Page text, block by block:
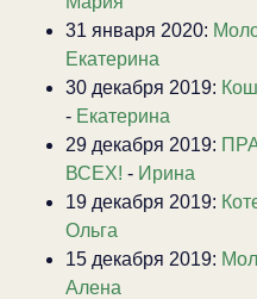
31 января 2020:
Екатерина
30 декабря 2019:
- Екатерина
29 декабря 2019:
ВСЕХ! - Ирина
19 декабря 2019:
Ольга
15 декабря 2019:
Алена